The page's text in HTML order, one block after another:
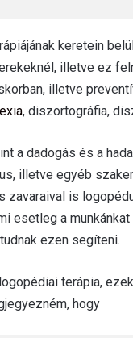
keretein
illetve ez
illetve
, diszortográfia,
a dadogás és a
illetve egyéb
is
esetleg a
ezen segíteni.
terápia,
hogy